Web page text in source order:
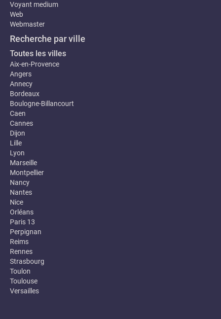
Voyant medium
Web
Webmaster
Recherche par ville
Toutes les villes
Aix-en-Provence
Angers
Annecy
Bordeaux
Boulogne-Billancourt
Caen
Cannes
Dijon
Lille
Lyon
Marseille
Montpellier
Nancy
Nantes
Nice
Orléans
Paris 13
Perpignan
Reims
Rennes
Strasbourg
Toulon
Toulouse
Versailles